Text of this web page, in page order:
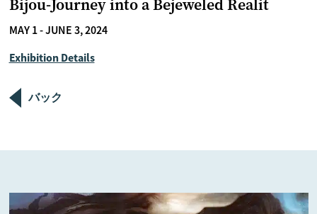
Bijou-Journey into a Bejeweled Realit
MAY 1 - JUNE 3, 2024
Exhibition Details
バック